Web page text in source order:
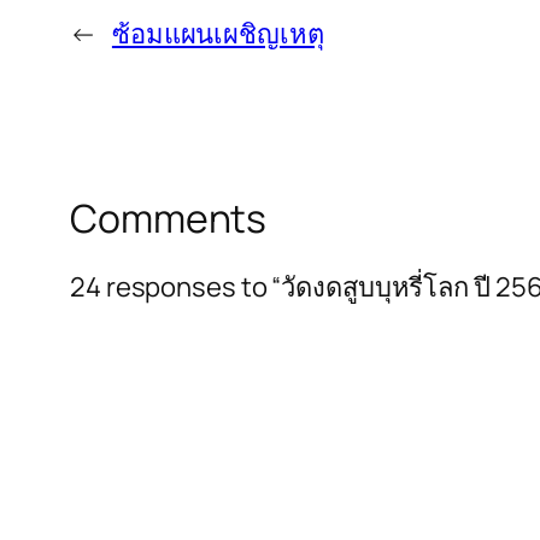
← ซ้อมแผนเผชิญเหตุ
Comments
24 responses to “วัดงดสูบบุหรี่โลก ปี